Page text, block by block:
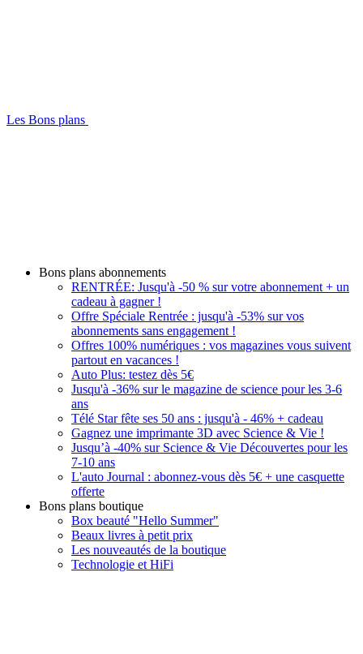
Les Bons plans
Bons plans abonnements
RENTRÉE: Jusqu'à -50 % sur votre abonnement + un
cadeau à gagner !
Offre Spéciale Rentrée : jusqu'à -53% sur vos
abonnements sans engagement !
Offres 100% numériques : vos magazines vous suivent
partout en vacances !
Auto Plus: testez dès 5€
Jusqu'à -36% sur le magazine de science pour les 3-6
ans
Télé Star fête ses 50 ans : jusqu'à - 46% + cadeau
Gagnez une imprimante 3D avec Science & Vie !
Jusqu’à -40% sur Science & Vie Découvertes pour les
7-10 ans
L'auto Journal : abonnez-vous dès 5€ + une casquette
offerte
Bons plans boutique
Box beauté "Hello Summer"
Beaux livres à petit prix
Les nouveautés de la boutique
Technologie et HiFi